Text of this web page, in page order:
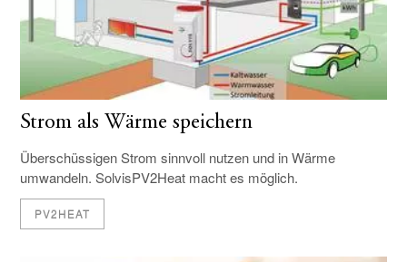
Strom als Wärme speichern
Überschüssigen Strom sinnvoll nutzen und in Wärme
umwandeln. SolvisPV2Heat macht es möglich.
PV2HEAT